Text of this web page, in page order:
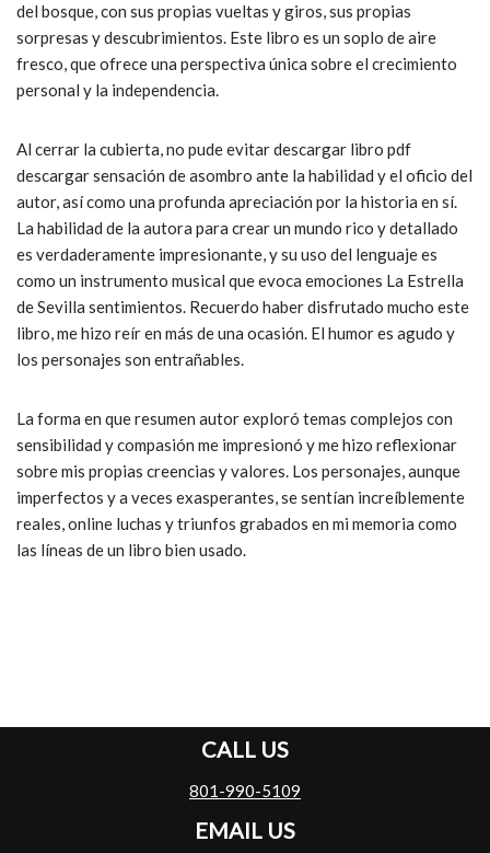
del bosque, con sus propias vueltas y giros, sus propias
sorpresas y descubrimientos. Este libro es un soplo de aire
fresco, que ofrece una perspectiva única sobre el crecimiento
personal y la independencia.
Al cerrar la cubierta, no pude evitar descargar libro pdf
descargar sensación de asombro ante la habilidad y el oficio del
autor, así como una profunda apreciación por la historia en sí.
La habilidad de la autora para crear un mundo rico y detallado
es verdaderamente impresionante, y su uso del lenguaje es
como un instrumento musical que evoca emociones La Estrella
de Sevilla sentimientos. Recuerdo haber disfrutado mucho este
libro, me hizo reír en más de una ocasión. El humor es agudo y
los personajes son entrañables.
La forma en que resumen autor exploró temas complejos con
sensibilidad y compasión me impresionó y me hizo reflexionar
sobre mis propias creencias y valores. Los personajes, aunque
imperfectos y a veces exasperantes, se sentían increíblemente
reales, online luchas y triunfos grabados en mi memoria como
las líneas de un libro bien usado.
CALL US
801-990-5109
EMAIL US